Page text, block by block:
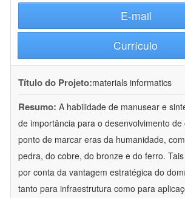
E-mail
Currículo
Título do Projeto:materials informatics
Resumo: A habilidade de manusear e
de importância para o desenvolvimento de
ponto de marcar eras da humanidade,
pedra, do cobre, do bronze e do ferro.
por conta da vantagem estratégica do
tanto para infraestrutura como para